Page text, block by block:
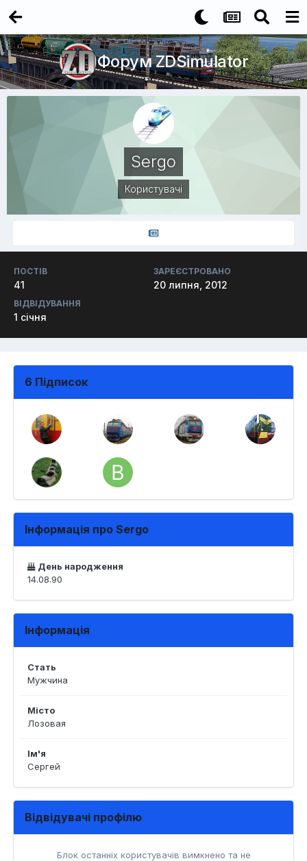
Форум ZDSimulator
Sergo
Користувачі
ПОСТІВ
41
ЗАРЕЄСТРОВАНО
20 липня, 2012
ВІДВІДУВАННЯ
1 січня
6 Підписок
Інформація про Sergo
День народження
14.08.90
Інформація
Стать
Мужчина
Місто
Лозовая
Ім'я
Сергей
Відвідувачі профілю
Блок останніх користувачів вимкнено та не